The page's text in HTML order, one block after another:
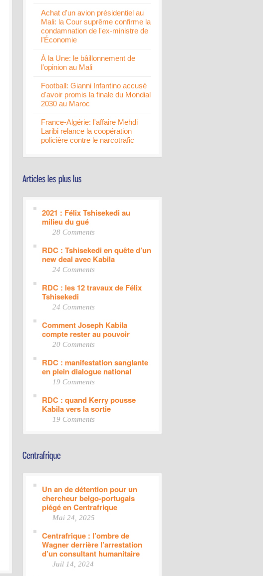
Achat d'un avion présidentiel au
Mali: la Cour suprême confirme la
condamnation de l'ex-ministre de
l'Économie
À la Une: le bâillonnement de
l’opinion au Mali
Football: Gianni Infantino accusé
d'avoir promis la finale du Mondial
2030 au Maroc
France-Algérie: l'affaire Mehdi
Laribi relance la coopération
policière contre le narcotrafic
2021 : Félix Tshisekedi au
milieu du gué
28 Comments
RDC : Tshisekedi en quête d’un
new deal avec Kabila
24 Comments
RDC : les 12 travaux de Félix
Tshisekedi
24 Comments
Comment Joseph Kabila
compte rester au pouvoir
20 Comments
RDC : manifestation sanglante
en plein dialogue national
19 Comments
RDC : quand Kerry pousse
Kabila vers la sortie
19 Comments
Un an de détention pour un
chercheur belgo-portugais
piégé en Centrafrique
Mai 24, 2025
Centrafrique : l’ombre de
Wagner derrière l’arrestation
d’un consultant humanitaire
Juil 14, 2024